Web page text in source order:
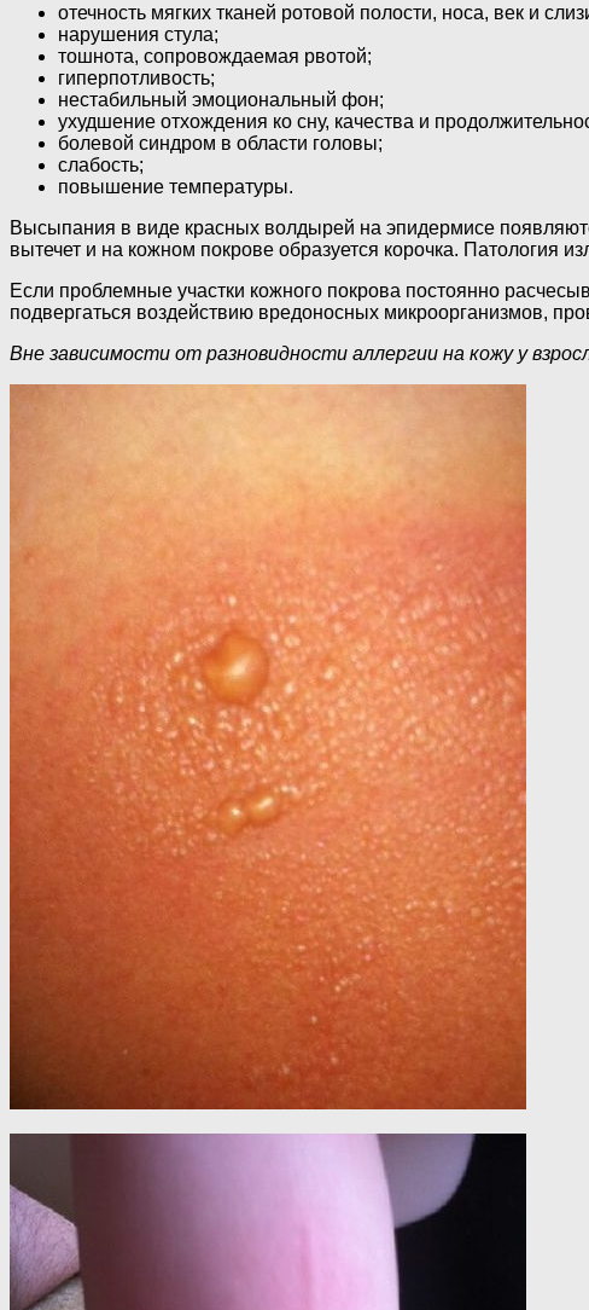
отечность мягких тканей ротовой полости, носа, век и
нарушения стула;
тошнота, сопровождаемая рвотой;
гиперпотливость;
нестабильный эмоциональный фон;
ухудшение отхождения ко сну, качества и
болевой синдром в области головы;
слабость;
повышение температуры.
Высыпания в виде красных волдырей на эпидермисе
вытечет и на кожном покрове образуется корочка. Патология
Если проблемные участки кожного покрова постоянно
подвергаться воздействию вредоносных микроорганизмов,
Вне зависимости от разновидности аллергии на кожу у